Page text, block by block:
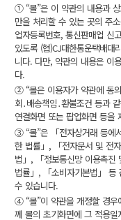
① “몰”은 이 약관의 내용과
만을 처리할 수 있는 곳의 주
업자등록번호, 통신판매업 신
있도록 (협)CJ대한통운택배대
니다. 다만, 약관의 내용은 이
다.
② “몰은 이용자가 약관에 동
회․배송책임․환불조건 등과
연결화면 또는 팝업화면 등을
③ “몰”은 「전자상거래 등에
한 법률」, 「전자문서 및 전
법」, 「정보통신망 이용촉
법률」, 「소비자기본법」 등
수 있습니다.
④ “몰”이 약관을 개정할 경우
께 몰의 초기화면에 그 적용